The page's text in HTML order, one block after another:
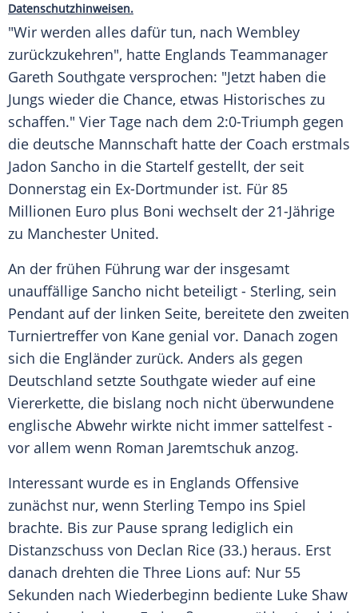
Datenschutzhinweisen.
"Wir werden alles dafür tun, nach Wembley
zurückzukehren", hatte Englands Teammanager
Gareth Southgate versprochen: "Jetzt haben die
Jungs wieder die Chance, etwas Historisches zu
schaffen." Vier Tage nach dem 2:0-Triumph gegen
die deutsche Mannschaft hatte der Coach erstmals
Jadon Sancho in die Startelf gestellt, der seit
Donnerstag ein Ex-Dortmunder ist. Für 85
Millionen Euro plus Boni wechselt der 21-Jährige
zu Manchester United.
An der frühen Führung war der insgesamt
unauffällige Sancho nicht beteiligt - Sterling, sein
Pendant auf der linken Seite, bereitete den zweiten
Turniertreffer von Kane genial vor. Danach zogen
sich die Engländer zurück. Anders als gegen
Deutschland setzte Southgate wieder auf eine
Viererkette, die bislang noch nicht überwundene
englische Abwehr wirkte nicht immer sattelfest -
vor allem wenn Roman Jaremtschuk anzog.
Interessant wurde es in Englands Offensive
zunächst nur, wenn Sterling Tempo ins Spiel
brachte. Bis zur Pause sprang lediglich ein
Distanzschuss von Declan Rice (33.) heraus. Erst
danach drehten die Three Lions auf: Nur 55
Sekunden nach Wiederbeginn bediente Luke Shaw